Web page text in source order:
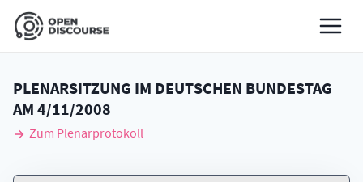
PLENARSITZUNG IM DEUTSCHEN BUNDESTAG
AM 4/11/2008
Zum Plenarprotokoll